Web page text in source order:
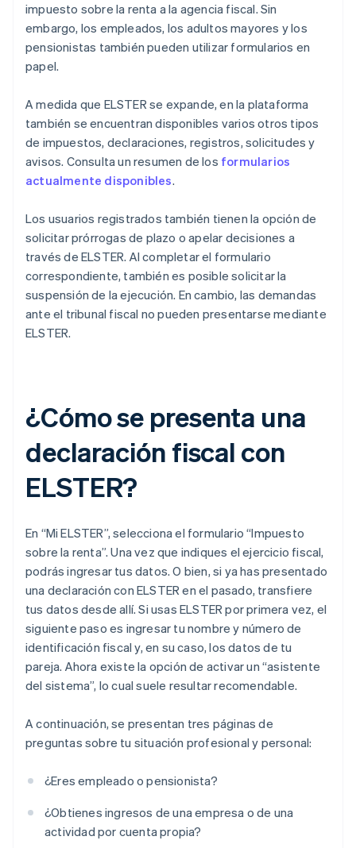
impuesto sobre la renta a la agencia fiscal. Sin
embargo, los empleados, los adultos mayores y los
pensionistas también pueden utilizar formularios en
papel.
A medida que ELSTER se expande, en la plataforma
también se encuentran disponibles varios otros tipos
de impuestos, declaraciones, registros, solicitudes y
avisos. Consulta un resumen de los formularios
actualmente disponibles.
Los usuarios registrados también tienen la opción de
solicitar prórrogas de plazo o apelar decisiones a
través de ELSTER. Al completar el formulario
correspondiente, también es posible solicitar la
suspensión de la ejecución. En cambio, las demandas
ante el tribunal fiscal no pueden presentarse mediante
ELSTER.
¿Cómo se presenta una
declaración fiscal con
ELSTER?
En “Mi ELSTER”, selecciona el formulario “Impuesto
sobre la renta”. Una vez que indiques el ejercicio fiscal,
podrás ingresar tus datos. O bien, si ya has presentado
una declaración con ELSTER en el pasado, transfiere
tus datos desde allí. Si usas ELSTER por primera vez, el
siguiente paso es ingresar tu nombre y número de
identificación fiscal y, en su caso, los datos de tu
pareja. Ahora existe la opción de activar un “asistente
del sistema”, lo cual suele resultar recomendable.
A continuación, se presentan tres páginas de
preguntas sobre tu situación profesional y personal:
¿Eres empleado o pensionista?
¿Obtienes ingresos de una empresa o de una
actividad por cuenta propia?